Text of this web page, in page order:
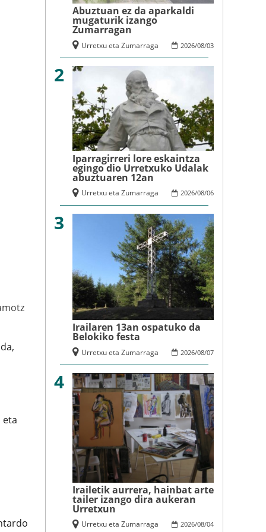
eta
Abuztuan ez da aparkaldi
mugaturik izango
Zumarragan
2026/08/03
Urretxu eta Zumarraga
2
Iparragirreri lore eskaintza
egingo dio Urretxuko Udalak
abuztuaren 12an
2026/08/06
Urretxu eta Zumarraga
3
Irailaren 13an ospatuko da
Belokiko festa
2026/08/07
Urretxu eta Zumarraga
4
Irailetik aurrera, hainbat arte
tailer izango dira aukeran
Urretxun
2026/08/04
Urretxu eta Zumarraga